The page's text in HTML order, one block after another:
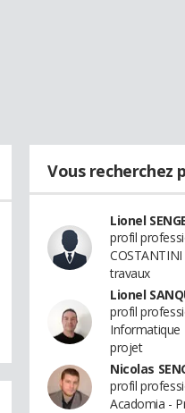
Vous recherchez
Lionel
profil
travaux
Lionel
profil
Informatique
projet
Nicolas
profil
Acadomia -